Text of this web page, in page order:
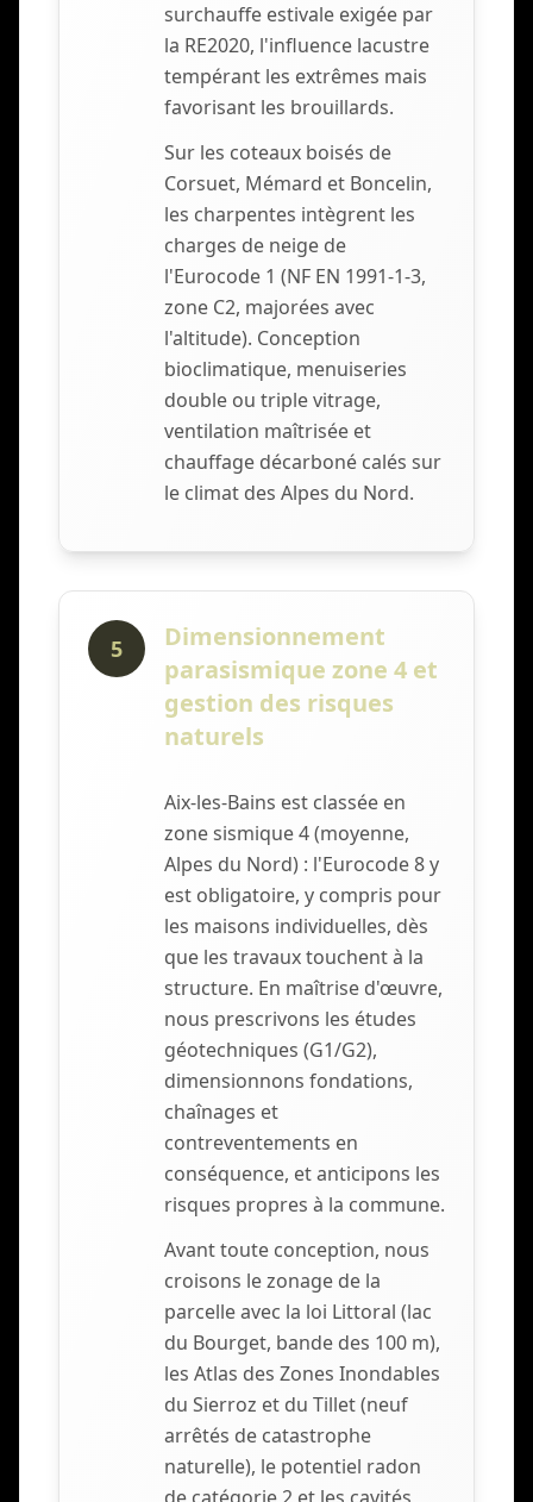
surchauffe estivale exigée par
la RE2020, l'influence lacustre
tempérant les extrêmes mais
favorisant les brouillards.
Sur les coteaux boisés de
Corsuet, Mémard et Boncelin,
les charpentes intègrent les
charges de neige de
l'Eurocode 1 (NF EN 1991-1-3,
zone C2, majorées avec
l'altitude). Conception
bioclimatique, menuiseries
double ou triple vitrage,
ventilation maîtrisée et
chauffage décarboné calés sur
le climat des Alpes du Nord.
5
Dimensionnement
parasismique zone 4 et
gestion des risques
naturels
Aix-les-Bains est classée en
zone sismique 4 (moyenne,
Alpes du Nord) : l'Eurocode 8 y
est obligatoire, y compris pour
les maisons individuelles, dès
que les travaux touchent à la
structure. En maîtrise d'œuvre,
nous prescrivons les études
géotechniques (G1/G2),
dimensionnons fondations,
chaînages et
contreventements en
conséquence, et anticipons les
risques propres à la commune.
Avant toute conception, nous
croisons le zonage de la
parcelle avec la loi Littoral (lac
du Bourget, bande des 100 m),
les Atlas des Zones Inondables
du Sierroz et du Tillet (neuf
arrêtés de catastrophe
naturelle), le potentiel radon